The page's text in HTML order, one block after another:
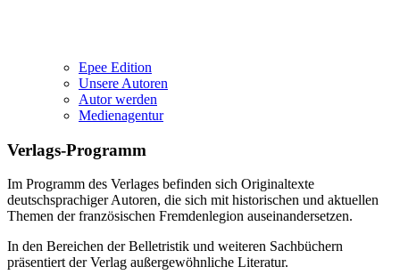
Epee Edition
Unsere Autoren
Autor werden
Medienagentur
Verlags-Programm
Im Programm des Verlages befinden sich Originaltexte
deutschsprachiger Autoren, die sich mit historischen und aktuellen
Themen der französischen Fremdenlegion auseinandersetzen.
In den Bereichen der Belletristik und weiteren Sachbüchern
präsentiert der Verlag außergewöhnliche Literatur.